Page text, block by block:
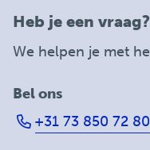
Heb je een vraag?
We helpen je met
Bel ons
+31 73 850 72 80